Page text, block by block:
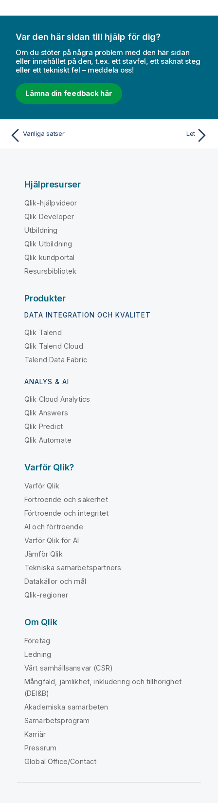
Var den här sidan till hjälp för dig?
Om du stöter på några problem med den här sidan
eller innehållet på den, t.ex. ett stavfel, ett saknat steg
eller ett tekniskt fel – meddela oss!
Lämna din feedback här
Vanliga satser Let
Hjälpresurser
Qlik-hjälpvideor
Qlik Developer
Utbildning
Qlik Utbildning
Qlik kundportal
Resursbibliotek
Produkter
DATA INTEGRATION OCH KVALITET
Qlik Talend
Qlik Talend Cloud
Talend Data Fabric
ANALYS & AI
Qlik Cloud Analytics
Qlik Answers
Qlik Predict
Qlik Automate
Varför Qlik?
Varför Qlik
Förtroende och säkerhet
Förtroende och integritet
AI och förtroende
Varför Qlik för AI
Jämför Qlik
Tekniska samarbetspartners
Datakällor och mål
Qlik-regioner
Om Qlik
Företag
Ledning
Vårt samhällsansvar (CSR)
Mångfald, jämlikhet, inkludering och tillhörighet
(DEI&B)
Akademiska samarbeten
Samarbetsprogram
Karriär
Pressrum
Global Office/Contact